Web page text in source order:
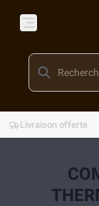
Livraison offerte